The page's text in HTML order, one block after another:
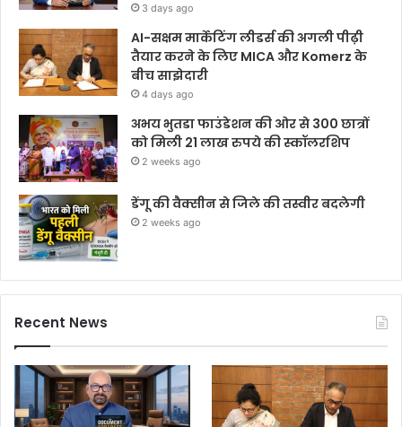
3 days ago
AI-सक्षम मार्केटिंग लीडर्स की अगली पीढ़ी
तैयार करने के लिए MICA और Komerz के
बीच साझेदारी
4 days ago
अभय भुतडा फाउंडेशन की ओर से 300 छात्रों
को मिली 21 लाख रुपये की स्कॉलरशिप
2 weeks ago
डेंगू की वैक्सीन से जिले की तस्वीर बदलेगी
2 weeks ago
Recent News